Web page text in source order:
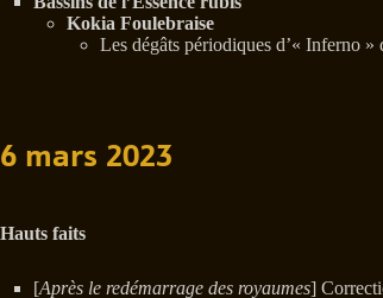
Kokia Foulebraise
Les dégâts périodiques d’« Inferno »
6 mars 2023
Hauts faits
[Après le redémarrage des royaumes]